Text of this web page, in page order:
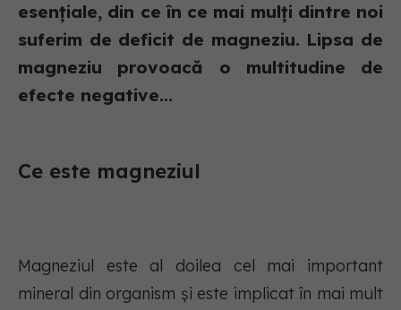
esențiale, din ce în ce mai mulți dintre noi
suferim de deficit de magneziu. Lipsa de
magneziu provoacă o multitudine de
efecte negative...
Ce este magneziul
Magneziul este al doilea cel mai important
mineral din organism și este implicat în mai mult